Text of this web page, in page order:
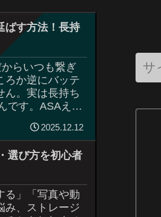
ばす方法！長持
らいつも繋ぎ
ろか逆にバッテ
ん。実は長持ち
です。ASAえ
りた...
2025.12.12
選び方を初心者
る」「写真や動
み、ストレージ